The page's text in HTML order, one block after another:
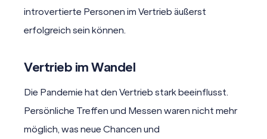
introvertierte Personen im Vertrieb äußerst
erfolgreich sein können.
Vertrieb im Wandel
Die Pandemie hat den Vertrieb stark beeinflusst.
Persönliche Treffen und Messen waren nicht mehr
möglich, was neue Chancen und